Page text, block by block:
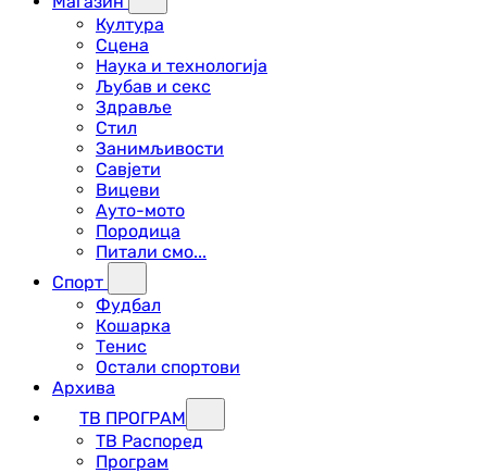
Култура
Сцена
Наука и технологија
Љубав и секс
Здравље
Стил
Занимљивости
Савјети
Вицеви
Ауто-мото
Породица
Питали смо...
Спорт
Фудбал
Кошарка
Тенис
Остали спортови
Архива
ТВ ПРОГРАМ
ТВ Распоред
Програм